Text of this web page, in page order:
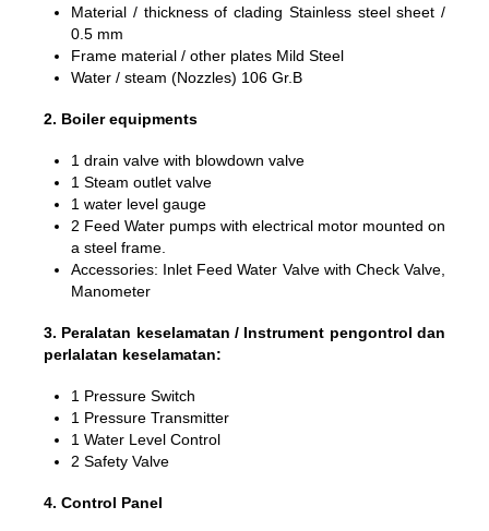
Material / thickness of clading Stainless steel sheet /
0.5 mm
Frame material / other plates Mild Steel
Water / steam (Nozzles) 106 Gr.B
2. Boiler equipments
1 drain valve with blowdown valve
1 Steam outlet valve
1 water level gauge
2 Feed Water pumps with electrical motor mounted on
a steel frame.
Accessories: Inlet Feed Water Valve with Check Valve,
Manometer
3. Peralatan keselamatan / Instrument pengontrol dan
perlalatan keselamatan:
1 Pressure Switch
1 Pressure Transmitter
1 Water Level Control
2 Safety Valve
4. Control Panel